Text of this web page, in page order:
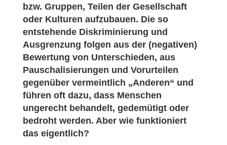
bzw. Gruppen, Teilen der Gesellschaft
oder Kulturen aufzubauen. Die so
entstehende Diskriminierung und
Ausgrenzung folgen aus der (negativen)
Bewertung von Unterschieden, aus
Pauschalisierungen und Vorurteilen
gegenüber vermeintlich „Anderen“ und
führen oft dazu, dass Menschen
ungerecht behandelt, gedemütigt oder
bedroht werden. Aber wie funktioniert
das eigentlich?